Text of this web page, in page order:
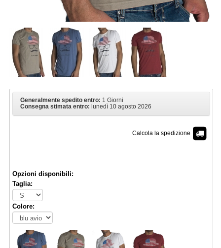
Generalmente spedito entro: 1 Giorni
Consegna stimata entro: lunedì 10 agosto 2026
Calcola la spedizione
Opzioni disponibili:
Taglia:
Colore: